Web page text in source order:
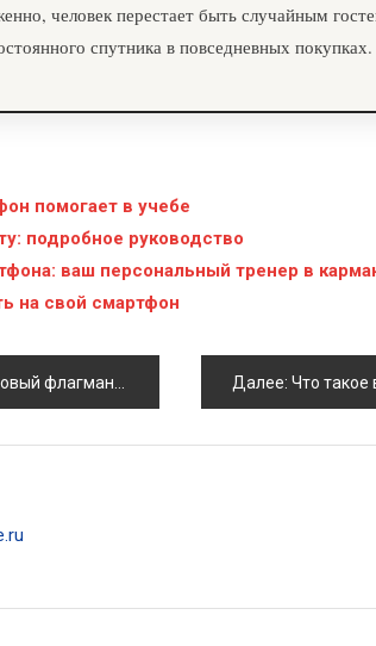
человек перестает быть случайным
спутника в повседневных покупках.
помогает в учебе
подробное руководство
ваш персональный тренер в
на свой смартфон
что выбрать в 2026 году Далее: Что такое